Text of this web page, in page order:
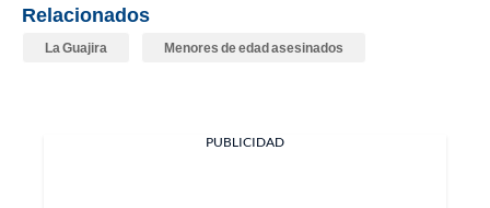
Relacionados
La Guajira Menores de edad asesinados
PUBLICIDAD